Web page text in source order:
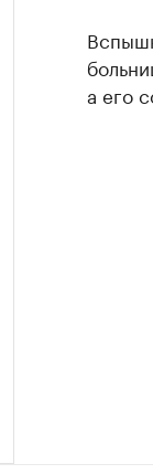
а его